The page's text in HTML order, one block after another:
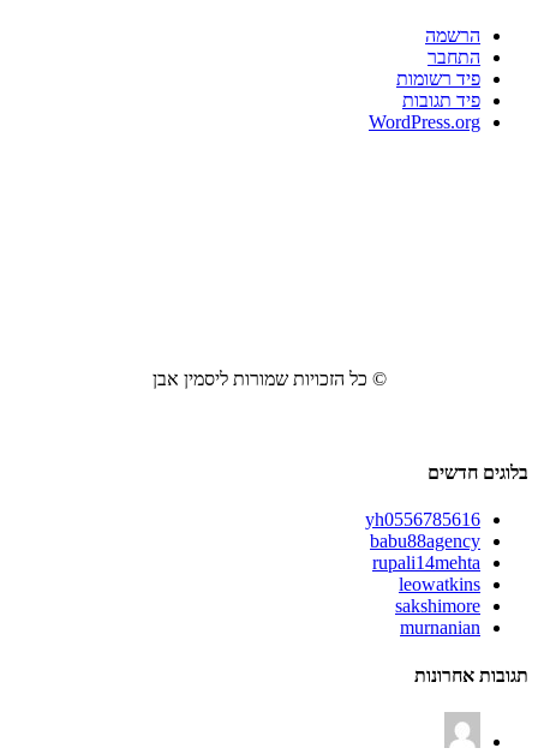
הרשמה
התחבר
פיד רשומות
פיד תגובות
WordPress.org
© כל הזכויות שמורות ליסמין אבן
בלוגים חדשים
yh0556785616
babu88agency
rupali14mehta
leowatkins
sakshimore
murnanian
תגובות אחרונות